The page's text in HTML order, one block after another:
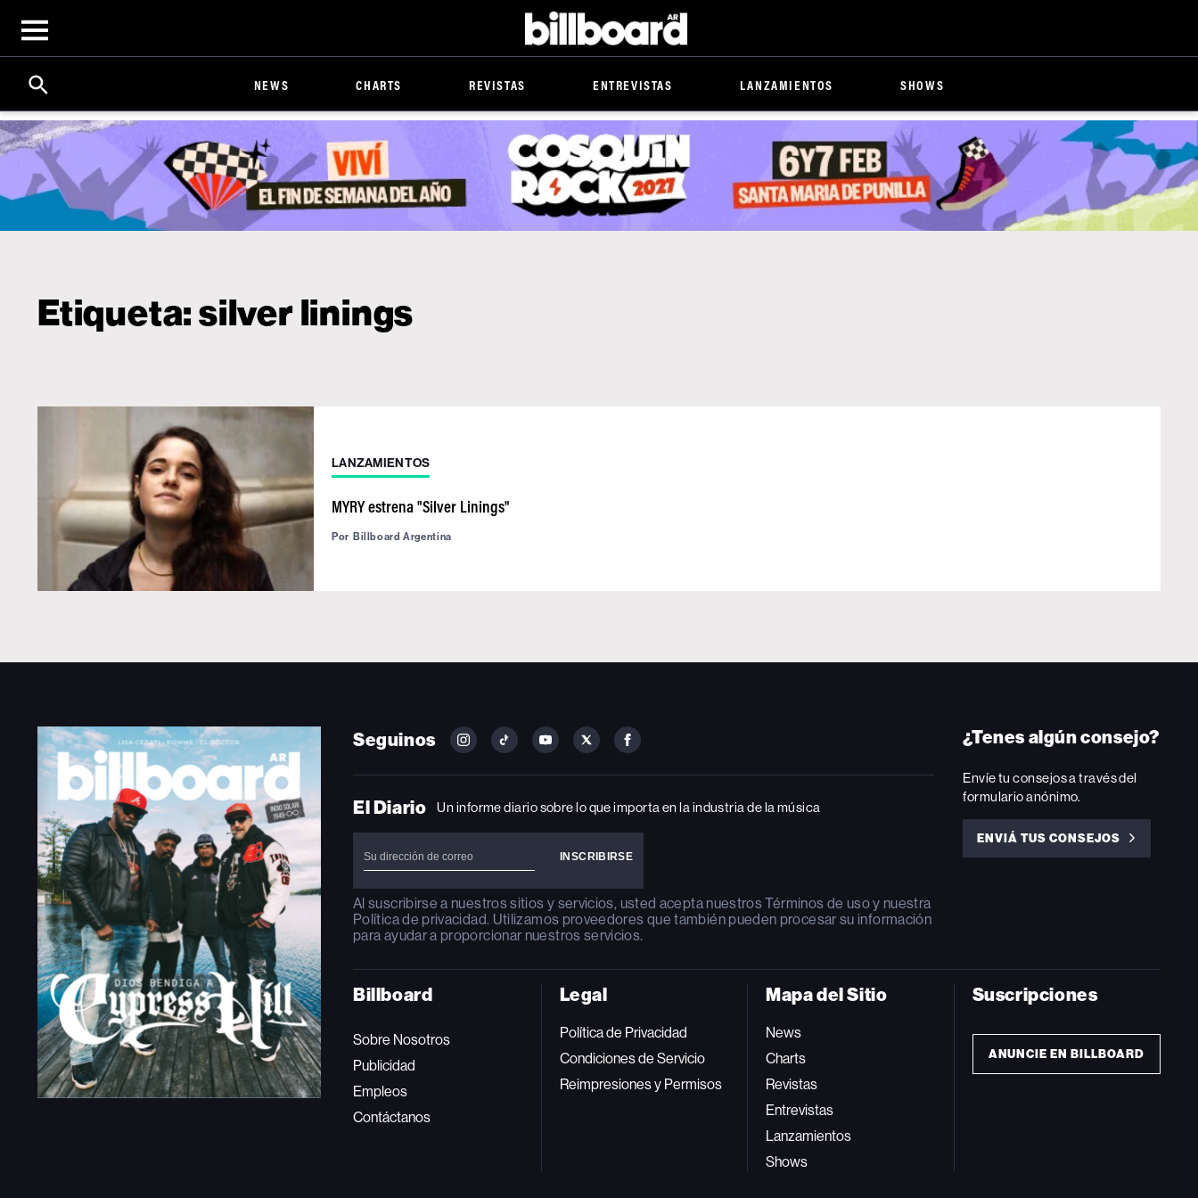
Open
menu
Billboard
Search
Click
Expand
Search
Input
NEWS CHARTS REVISTAS ENTREVISTAS LANZAMIENTOS SHOWS
Etiqueta:silver linings
LANZAMIENTOS
MYRY estrena "Silver Linings"
Por Billboard Argentina
Seguinos
FOLLOW
ON
FOLLOW
ON
FOLLOW
ON
FOLLOW
ON
FOLLOW
ON
El Diario Un informe diario sobre lo que importa en la industria de la música
Al suscribirse a nuestros sitios y servicios, usted acepta nuestrosTérminos de usoy nuestra
Política de privacidad. Utilizamos proveedores que también pueden procesar su información
para ayudar a proporcionar nuestros servicios.
¿Tenes algún consejo?
Envíe tu consejos a través del
formulario anónimo.
ENVIÁ TUS CONSEJOS
ENVIÁ
Billboard
Sobre Nosotros
Publicidad
Empleos
Contáctanos
Legal
Política de Privacidad
Condiciones de Servicio
Reimpresiones y Permisos
Mapa del Sitio
News
Charts
Revistas
Entrevistas
Lanzamientos
Shows
Suscripciones
ANUNCIE EN BILLBOARD